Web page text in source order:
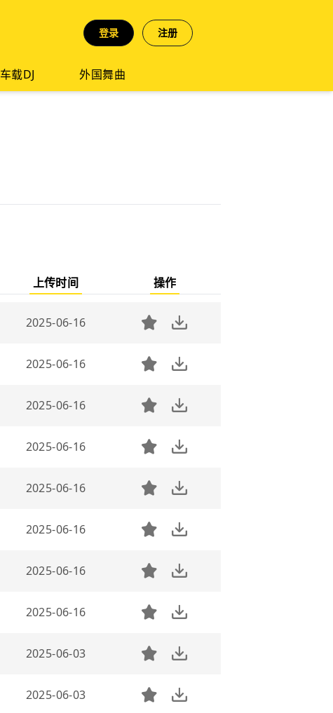
登录 注册
车载DJ 外国舞曲
上传时间 操作
2025-06-16
2025-06-16
2025-06-16
2025-06-16
2025-06-16
2025-06-16
2025-06-16
2025-06-16
2025-06-03
2025-06-03